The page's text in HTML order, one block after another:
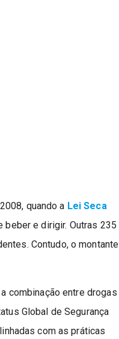
quando a Lei Seca
beber e dirigir. Outras 235
Contudo, o montante
combinação entre drogas
Global de Segurança
com as práticas